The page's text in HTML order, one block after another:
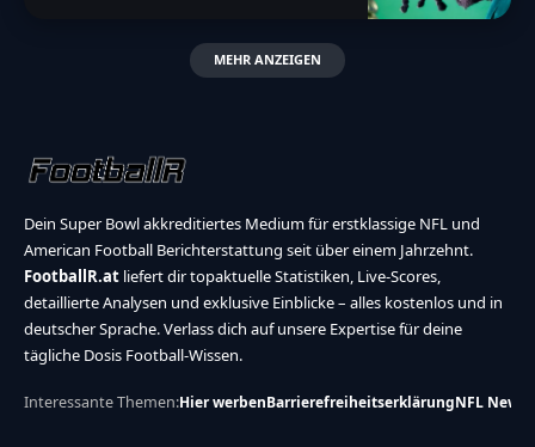
MEHR ANZEIGEN
Dein Super Bowl akkreditiertes Medium für erstklassige NFL und
American Football Berichterstattung seit über einem Jahrzehnt.
FootballR.at liefert dir topaktuelle Statistiken, Live-Scores,
detaillierte Analysen und exklusive Einblicke – alles kostenlos und in
deutscher Sprache. Verlass dich auf unsere Expertise für deine
tägliche Dosis Football-Wissen.
Interessante Themen:Hier werbenBarrierefreiheitserklärungNFL News